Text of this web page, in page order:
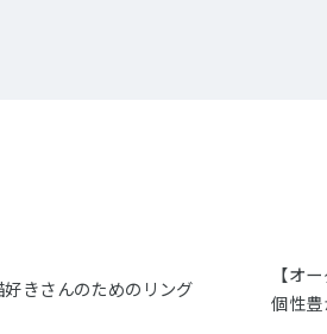
好きさんのためのリング
【オ
個性豊